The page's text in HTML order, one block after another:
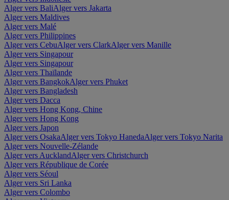
Alger vers BaliAlger vers Jakarta
Alger vers Maldives
Alger vers Malé
Alger vers Philippines
Alger vers CebuAlger vers ClarkAlger vers Manille
Alger vers Singapour
Alger vers Singapour
Alger vers Thaïlande
Alger vers BangkokAlger vers Phuket
Alger vers Bangladesh
Alger vers Dacca
Alger vers Hong Kong, Chine
Alger vers Hong Kong
Alger vers Japon
Alger vers OsakaAlger vers Tokyo HanedaAlger vers Tokyo Narita
Alger vers Nouvelle-Zélande
Alger vers AucklandAlger vers Christchurch
Alger vers République de Corée
Alger vers Séoul
Alger vers Sri Lanka
Alger vers Colombo